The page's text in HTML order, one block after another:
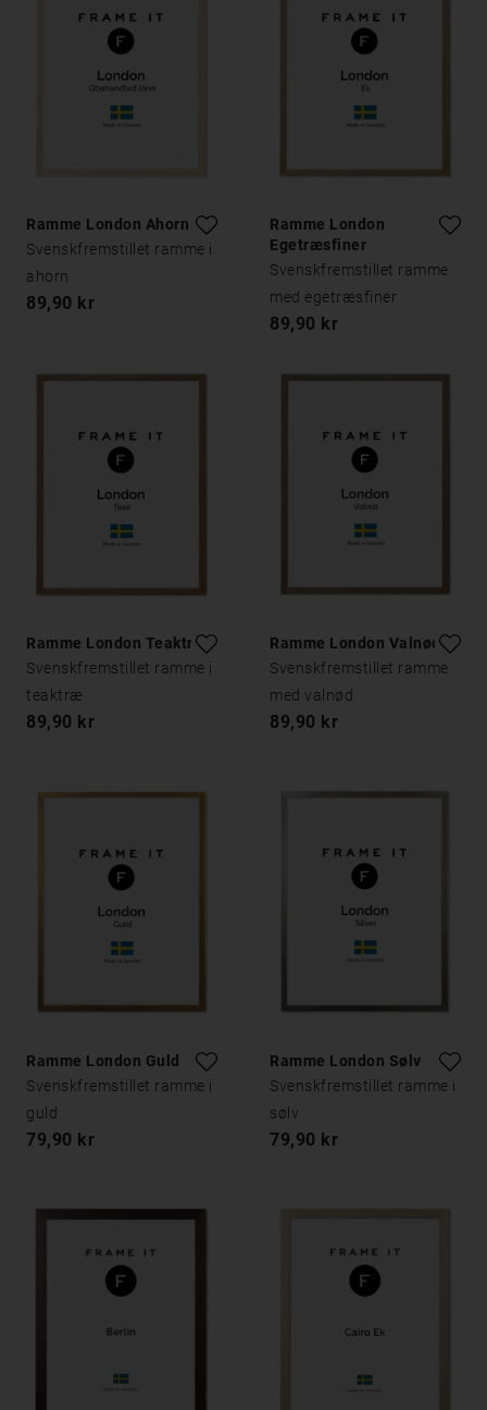
Ramme London Ahorn
Svenskfremstillet ramme i
ahorn
89,90 kr
Ramme London
Egetræsfiner
Svenskfremstillet ramme
med egetræsfiner
89,90 kr
Ramme London Teaktræ
Svenskfremstillet ramme i
teaktræ
89,90 kr
Ramme London Valnød
Svenskfremstillet ramme
med valnød
89,90 kr
Ramme London Guld
Svenskfremstillet ramme i
guld
79,90 kr
Ramme London Sølv
Svenskfremstillet ramme i
sølv
79,90 kr